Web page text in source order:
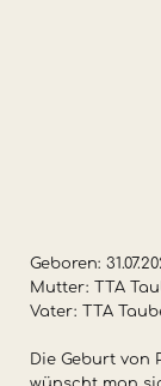
Geboren:
Mutter: TTA
Vater: TTA
Die Geburt von